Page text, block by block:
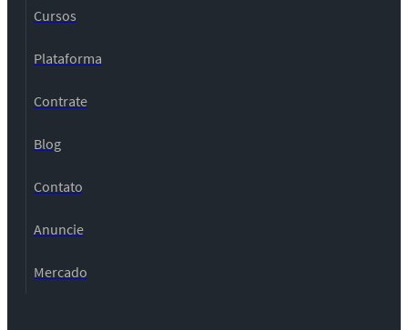
Cursos
Plataforma
Contrate
Blog
Contato
Anuncie
Mercado